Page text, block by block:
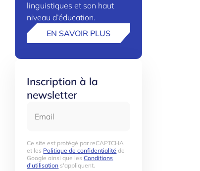
linguistiques et son haut
niveau d’éducation.
EN SAVOIR PLUS
Inscription à la
newsletter
Ce site est protégé par reCAPTCHA
et les Politique de confidentialité de
Google ainsi que lesConditions
d'utilisation s'appliquent.